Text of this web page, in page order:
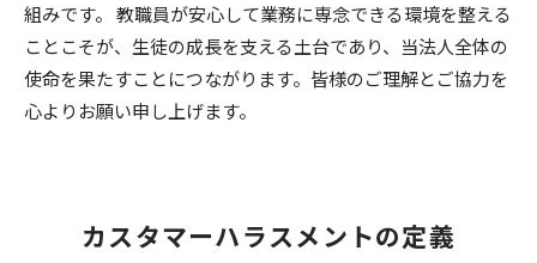
組みです。 教職員が安心して業務に専念できる環境を整える
ことこそが、生徒の成長を支える土台であり、当法人全体の
使命を果たすことにつながります。皆様のご理解とご協力を
心よりお願い申し上げます。
カスタマーハラスメントの定義